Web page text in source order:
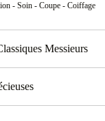
- Soin - Coupe - Coiffage
Messieurs